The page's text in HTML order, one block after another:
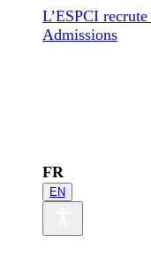
L’ESPCI recrute
Admissions
FR
EN